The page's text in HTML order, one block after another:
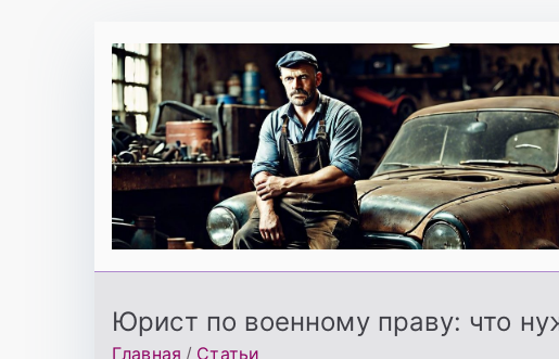
содержимому
Юрист по военному праву: что
Главная Статьи